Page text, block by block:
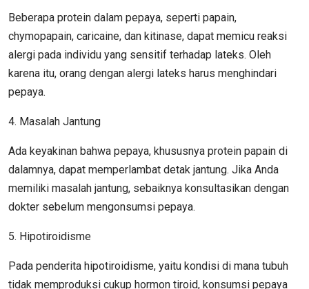
Beberapa protein dalam pepaya, seperti papain,
chymopapain, caricaine, dan kitinase, dapat memicu reaksi
alergi pada individu yang sensitif terhadap lateks. Oleh
karena itu, orang dengan alergi lateks harus menghindari
pepaya.
4. Masalah Jantung
Ada keyakinan bahwa pepaya, khususnya protein papain di
dalamnya, dapat memperlambat detak jantung. Jika Anda
memiliki masalah jantung, sebaiknya konsultasikan dengan
dokter sebelum mengonsumsi pepaya.
5. Hipotiroidisme
Pada penderita hipotiroidisme, yaitu kondisi di mana tubuh
tidak memproduksi cukup hormon tiroid, konsumsi pepaya